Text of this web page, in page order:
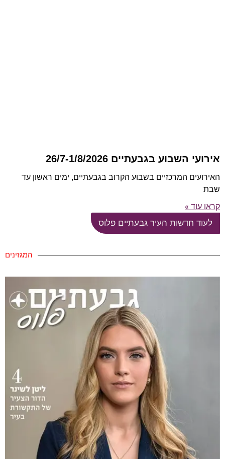
אירועי השבוע בגבעתיים 26/7-1/8/2026
האירועים המרכזיים בשבוע הקרוב בגבעתיים, ימים ראשון עד
שבת
קראו עוד »
לעוד חדשות העיר גבעתיים פלוס
המגזינים